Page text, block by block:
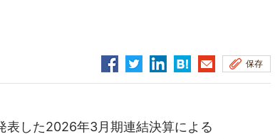
保存
した2026年3月期連結決算による